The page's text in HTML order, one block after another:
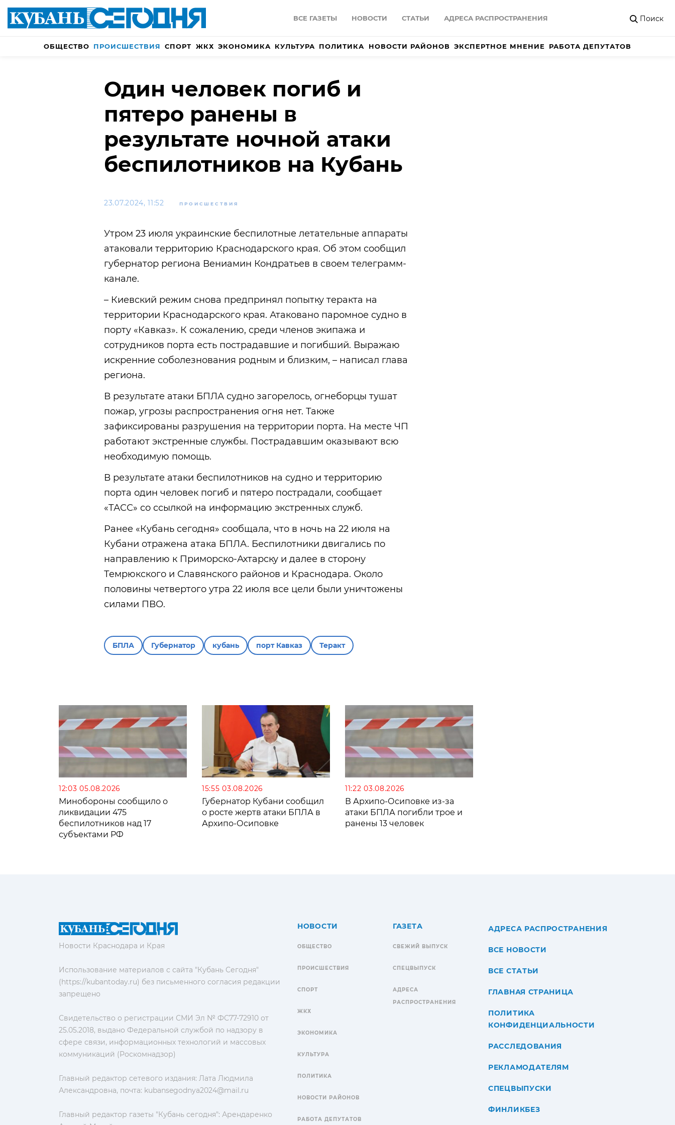
ВСЕ ГАЗЕТЫ НОВОСТИ СТАТЬИ АДРЕСА РАСПРОСТРАНЕНИЯ Поиск
ОБЩЕСТВО ПРОИСШЕСТВИЯ СПОРТ ЖКХ ЭКОНОМИКА КУЛЬТУРА ПОЛИТИКА НОВОСТИ РАЙОНОВ ЭКСПЕРТНОЕ МНЕНИЕ РАБОТА ДЕПУТАТОВ
Один человек погиб и
пятеро ранены в
результате ночной атаки
беспилотников на Кубань
23.07.2024, 11:52 ПРОИСШЕСТВИЯ
Утром 23 июля украинские беспилотные летательные аппараты
атаковали территорию Краснодарского края. Об этом сообщил
губернатор региона Вениамин Кондратьев в своем телеграмм-
канале.
– Киевский режим снова предпринял попытку теракта на
территории Краснодарского края. Атаковано паромное судно в
порту «Кавказ». К сожалению, среди членов экипажа и
сотрудников порта есть пострадавшие и погибший. Выражаю
искренние соболезнования родным и близким, – написал глава
региона.
В результате атаки БПЛА судно загорелось, огнеборцы тушат
пожар, угрозы распространения огня нет. Также
зафиксированы разрушения на территории порта. На месте ЧП
работают экстренные службы. Пострадавшим оказывают всю
необходимую помощь.
В результате атаки беспилотников на судно и территорию
порта один человек погиб и пятеро пострадали, сообщает
«ТАСС» со ссылкой на информацию экстренных служб.
Ранее «Кубань сегодня» сообщала, что в ночь на 22 июля на
Кубани отражена атака БПЛА. Беспилотники двигались по
направлению к Приморско-Ахтарску и далее в сторону
Темрюкского и Славянского районов и Краснодара. Около
половины четвертого утра 22 июля все цели были уничтожены
силами ПВО.
БПЛА Губернатор кубань порт Кавказ Теракт
12:03 05.08.2026
Минобороны сообщило о
ликвидации 475
беспилотников над 17
субъектами РФ
15:55 03.08.2026
Губернатор Кубани сообщил
о росте жертв атаки БПЛА в
Архипо-Осиповке
11:22 03.08.2026
В Архипо-Осиповке из-за
атаки БПЛА погибли трое и
ранены 13 человек
Новости Краснодара и Края
Использование материалов с сайта "Кубань Сегодня"
(https://kubantoday.ru) без письменного согласия редакции
запрещено
Свидетельство о регистрации СМИ Эл № ФС77-72910 от
25.05.2018, выдано Федеральной службой по надзору в
сфере связи, информационных технологий и массовых
коммуникаций (Роскомнадзор)
Главный редактор сетевого издания: Лата Людмила
Александровна, почта: kubansegodnya2024@mail.ru
Главный редактор газеты "Кубань сегодня": Арендаренко
НОВОСТИ
ОБЩЕСТВО
ПРОИСШЕСТВИЯ
СПОРТ
ЖКХ
ЭКОНОМИКА
КУЛЬТУРА
ПОЛИТИКА
НОВОСТИ РАЙОНОВ
РАБОТА ДЕПУТАТОВ
ГАЗЕТА
СВЕЖИЙ ВЫПУСК
СПЕЦВЫПУСК
АДРЕСА
РАСПРОСТРАНЕНИЯ
АДРЕСА РАСПРОСТРАНЕНИЯ
ВСЕ НОВОСТИ
ВСЕ СТАТЬИ
ГЛАВНАЯ СТРАНИЦА
ПОЛИТИКА
КОНФИДЕНЦИАЛЬНОСТИ
РАССЛЕДОВАНИЯ
РЕКЛАМОДАТЕЛЯМ
СПЕЦВЫПУСКИ
ФИНЛИКБЕЗ